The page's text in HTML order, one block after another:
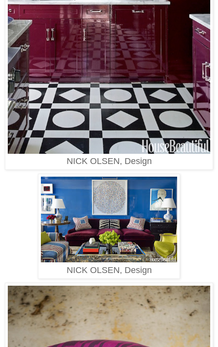
NICK OLSEN, Design
NICK OLSEN, Design